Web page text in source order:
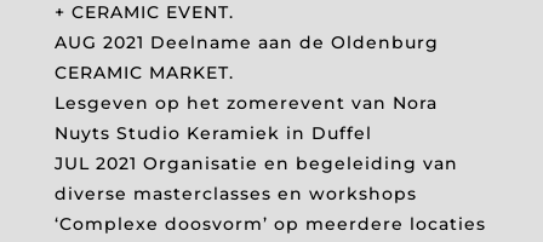
+ CERAMIC EVENT.
AUG 2021 Deelname aan de Oldenburg
CERAMIC MARKET.
Lesgeven op het zomerevent van Nora
Nuyts Studio Keramiek in Duffel
JUL 2021 Organisatie en begeleiding van
diverse masterclasses en workshops
‘Complexe doosvorm’ op meerdere locaties